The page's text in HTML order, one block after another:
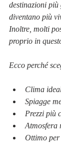
destinazioni più
diventano più
Inoltre, molti
proprio in
Ecco perché
Clima
Spiagge
Prezzi più
Atmosfera
Ottimo per